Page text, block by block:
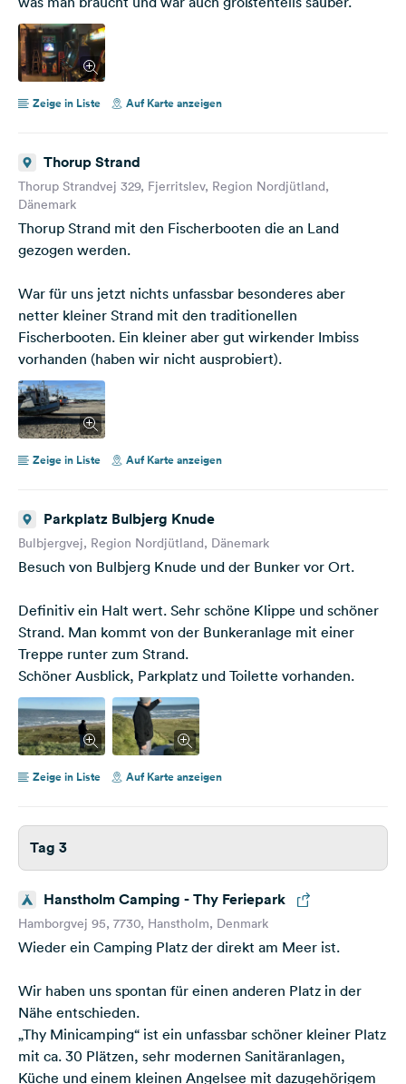
Zeige in Liste Auf Karte anzeigen
Thorup Strand
Thorup Strandvej 329, Fjerritslev, Region Nordjütland,
Dänemark
Thorup Strand mit den Fischerbooten die an Land
gezogen werden.
War für uns jetzt nichts unfassbar besonderes aber
netter kleiner Strand mit den traditionellen
Fischerbooten. Ein kleiner aber gut wirkender Imbiss
vorhanden (haben wir nicht ausprobiert).
Zeige in Liste Auf Karte anzeigen
Parkplatz Bulbjerg Knude
Bulbjergvej, Region Nordjütland, Dänemark
Besuch von Bulbjerg Knude und der Bunker vor Ort.
Definitiv ein Halt wert. Sehr schöne Klippe und schöner
Strand. Man kommt von der Bunkeranlage mit einer
Treppe runter zum Strand.
Schöner Ausblick, Parkplatz und Toilette vorhanden.
Zeige in Liste Auf Karte anzeigen
Tag 3
Hanstholm Camping - Thy Feriepark
Hamborgvej 95, 7730, Hanstholm, Denmark
Wieder ein Camping Platz der direkt am Meer ist.
Wir haben uns spontan für einen anderen Platz in der
Nähe entschieden.
„Thy Minicamping“ ist ein unfassbar schöner kleiner Platz
mit ca. 30 Plätzen, sehr modernen Sanitäranlagen,
Küche und einem kleinen Angelsee mit dazugehörigem